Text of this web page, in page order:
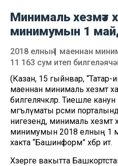
Минималь хезмәт
минимумын 1
2018 елның 1 маеннан
11 163 сум итеп
(Казан, 15 гыйнвар,
маеннан минималь хезмәт
билгеләячәкләр. Тиешле
мәгълүматы рәсми
нигезендә, минималь хезмәт
минимумын 2018 елның 1
хакта “Башинформ” хәбәр итә.
Хәзерге вакытта